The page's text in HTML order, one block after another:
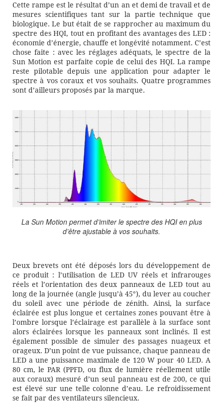
Cette rampe est le résultat d’un an et demi de travail et de
mesures scientifiques tant sur la partie technique que
biologique. Le but était de se rapprocher au maximum du
spectre des HQI, tout en profitant des avantages des LED :
économie d’énergie, chauffe et longévité notamment. C’est
chose faite : avec les réglages adéquats, le spectre de la
Sun Motion est parfaite copie de celui des HQI. La rampe
reste pilotable depuis une application pour adapter le
spectre à vos coraux et vos souhaits. Quatre programmes
sont d’ailleurs proposés par la marque.
La Sun Motion permet d’imiter le spectre des HQI en plus
d’être ajustable à vos souhaits.
Deux brevets ont été déposés lors du développement de
ce produit : l’utilisation de LED UV réels et infrarouges
réels et l’orientation des deux panneaux de LED tout au
long de la journée (angle jusqu’à 45°), du lever au coucher
du soleil avec une période de zénith. Ainsi, la surface
éclairée est plus longue et certaines zones pouvant être à
l’ombre lorsque l’éclairage est parallèle à la surface sont
alors éclairées lorsque les panneaux sont inclinés. Il est
également possible de simuler des passages nuageux et
orageux. D’un point de vue puissance, chaque panneau de
LED a une puissance maximale de 120 W pour 40 LED. A
80 cm, le PAR (PPFD, ou flux de lumière réellement utile
aux coraux) mesuré d’un seul panneau est de 200, ce qui
est élevé sur une telle colonne d’eau. Le refroidissement
se fait par des ventilateurs silencieux.